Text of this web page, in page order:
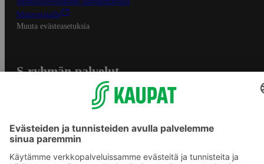
Mainostajalle
Muuta evästeasetuksia
S-ryhmän palvelut
Yhteishyvä Ruoka -sovellus
S-ostoslista -sovellus
Prisma.fi